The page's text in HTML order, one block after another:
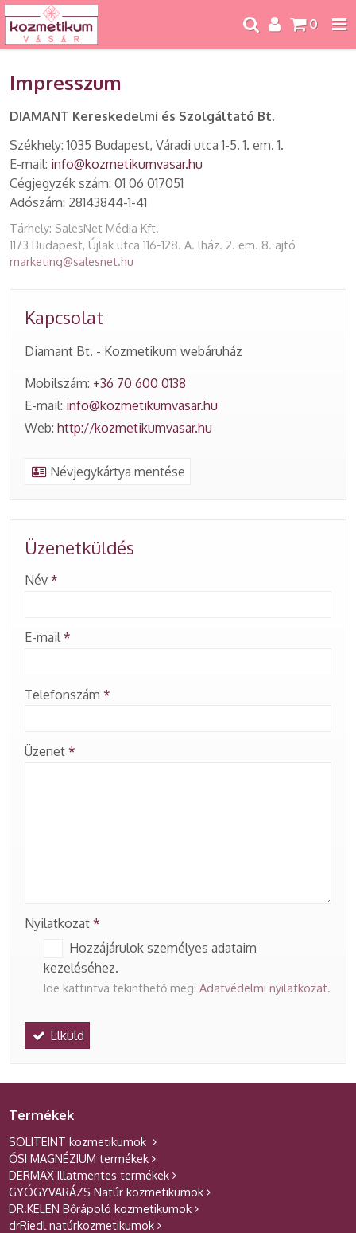
0
Impresszum
DIAMANT Kereskedelmi és Szolgáltató Bt.
Székhely: 1035 Budapest, Váradi utca 1-5. 1. em. 1.
E-mail: info@kozmetikumvasar.hu
Cégjegyzék szám: 01 06 017051
Adószám: 28143844-1-41
Tárhely: SalesNet Média Kft.
1173 Budapest, Újlak utca 116-128. A. lház. 2. em. 8. ajtó
marketing@salesnet.hu
Kapcsolat
Diamant Bt. - Kozmetikum webáruház
Mobilszám: +36 70 600 0138
E-mail: info@kozmetikumvasar.hu
Web: http://kozmetikumvasar.hu
Névjegykártya mentése
Üzenetküldés
-
Név *
E-mail *
Telefonszám *
Üzenet *
Nyilatkozat *
Hozzájárulok személyes adataim
kezeléséhez.
Ide kattintva tekinthető meg: Adatvédelmi nyilatkozat.
Elküld
Termékek
SOLITEINT kozmetikumok
ŐSI MAGNÉZIUM termékek
DERMAX Illatmentes termékek
GYÓGYVARÁZS Natúr kozmetikumok
DR.KELEN Bőrápoló kozmetikumok
drRiedl natúrkozmetikumok